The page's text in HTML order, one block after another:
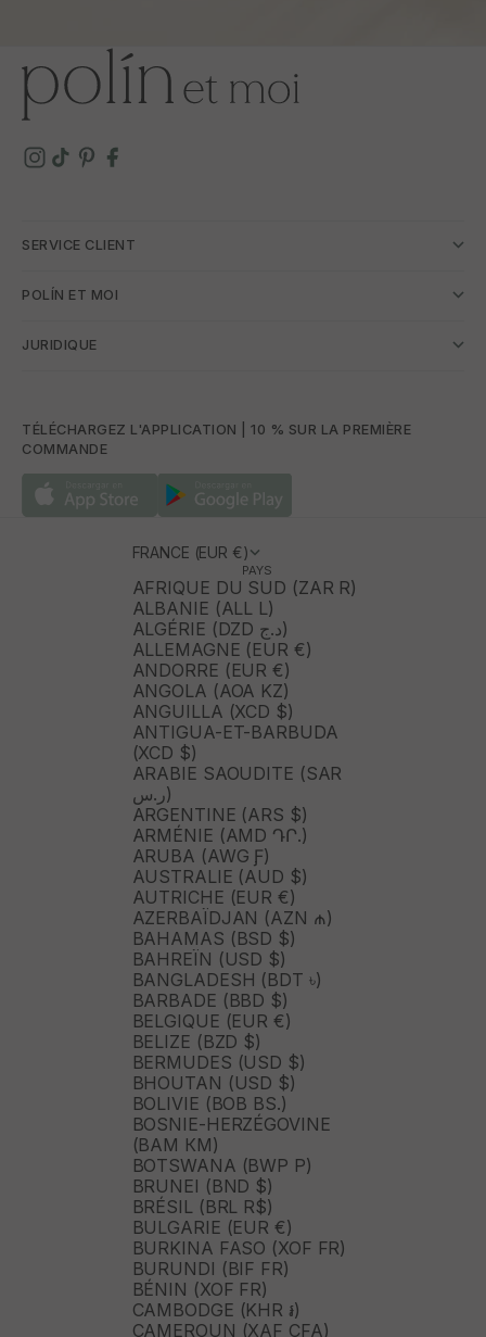
SERVICE CLIENT
POLÍN ET MOI
JURIDIQUE
TÉLÉCHARGEZ L'APPLICATION | 10 % SUR LA PREMIÈRE
COMMANDE
FRANCE (EUR €)
PAYS
AFRIQUE DU SUD (ZAR R)
ALBANIE (ALL L)
ALGÉRIE (DZD د.ج)
ALLEMAGNE (EUR €)
ANDORRE (EUR €)
ANGOLA (AOA KZ)
ANGUILLA (XCD $)
ANTIGUA-ET-BARBUDA
(XCD $)
ARABIE SAOUDITE (SAR
ر.س)
ARGENTINE (ARS $)
ARMÉNIE (AMD ԴՐ.)
ARUBA (AWG Ƒ)
AUSTRALIE (AUD $)
AUTRICHE (EUR €)
AZERBAÏDJAN (AZN ₼)
BAHAMAS (BSD $)
BAHREÏN (USD $)
BANGLADESH (BDT ৳)
BARBADE (BBD $)
BELGIQUE (EUR €)
BELIZE (BZD $)
BERMUDES (USD $)
BHOUTAN (USD $)
BOLIVIE (BOB BS.)
BOSNIE-HERZÉGOVINE
(BAM КМ)
BOTSWANA (BWP P)
BRUNEI (BND $)
BRÉSIL (BRL R$)
BULGARIE (EUR €)
BURKINA FASO (XOF FR)
BURUNDI (BIF FR)
BÉNIN (XOF FR)
CAMBODGE (KHR ៛)
CAMEROUN (XAF CFA)